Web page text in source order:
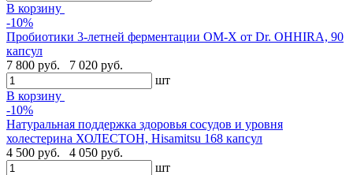
В корзину
-10%
Пробиотики 3-летней ферментации OM-X от Dr. OHHIRA, 90
капсул
7 800 руб.
7 020 руб.
шт
В корзину
-10%
Натуральная поддержка здоровья сосудов и уровня
холестерина ХОЛЕСТОН, Hisamitsu 168 капсул
4 500 руб.
4 050 руб.
шт